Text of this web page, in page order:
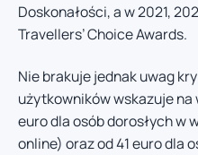
Doskonałości, a w 2021,
Travellers’ Choice Awards.
Nie brakuje jednak uwag
użytkowników wskazuje na
euro dla osób dorosłych w
online) oraz od 41 euro dla